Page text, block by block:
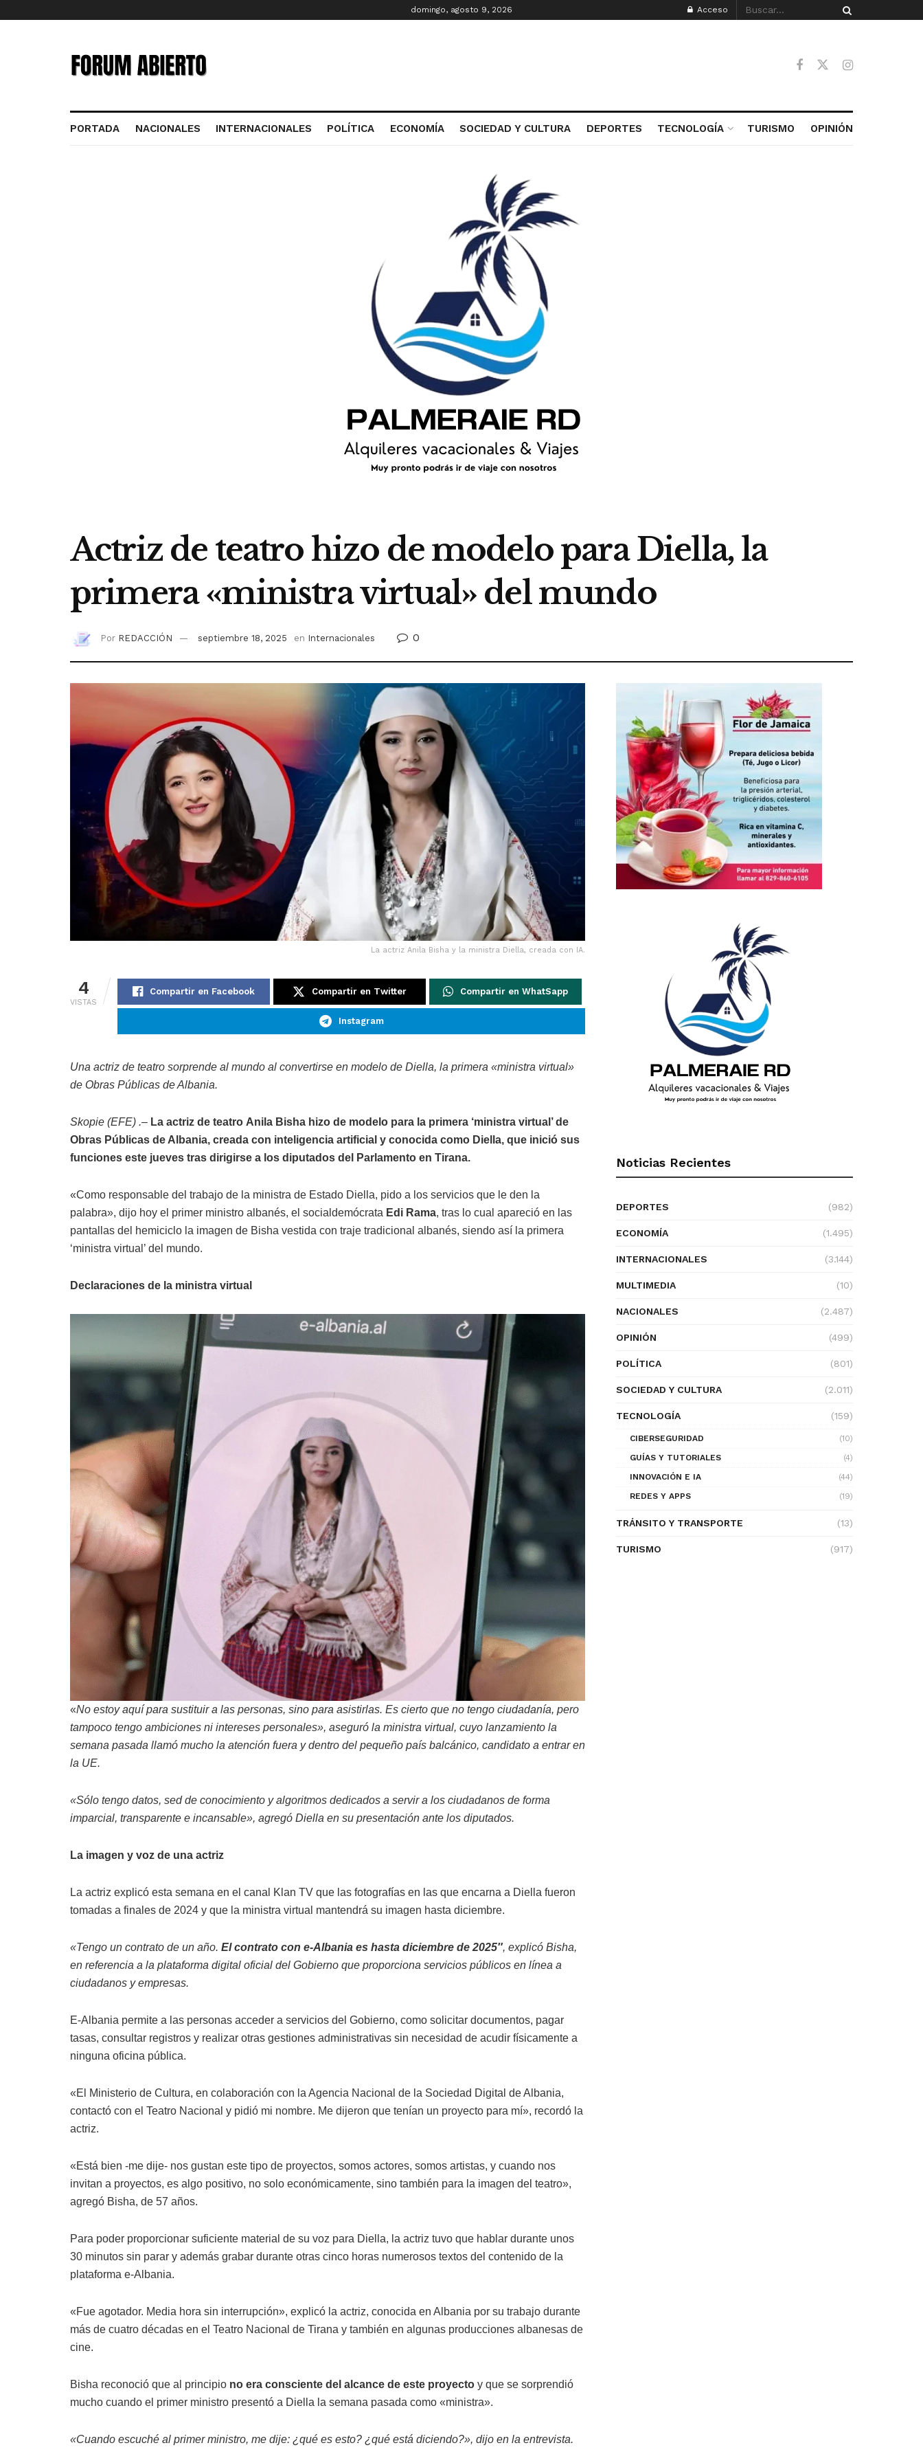
domingo, agosto 9, 2026 Acceso
PORTADA NACIONALES INTERNACIONALES POLÍTICA ECONOMÍA SOCIEDAD Y CULTURA DEPORTES TECNOLOGÍA TURISMO OPINIÓN
Actriz de teatro hizo de modelo para Diella, la
primera «ministra virtual» del mundo
Por REDACCIÓN septiembre 18, 2025 en Internacionales 0
La actriz Anila Bisha y la ministra Diella, creada con IA.
4
VISTAS
Compartir en Facebook Compartir en Twitter Compartir en WhatSapp
Instagram
Una actriz de teatro sorprende al mundo al convertirse en modelo de Diella, la primera «ministra virtual»
de Obras Públicas de Albania.
Skopie (EFE) .– La actriz de teatro Anila Bisha hizo de modelo para la primera ‘ministra virtual’ de
Obras Públicas de Albania, creada con inteligencia artificial y conocida como Diella, que inició sus
funciones este jueves tras dirigirse a los diputados del Parlamento en Tirana.
«Como responsable del trabajo de la ministra de Estado Diella, pido a los servicios que le den la
palabra», dijo hoy el primer ministro albanés, el socialdemócrata Edi Rama, tras lo cual apareció en las
pantallas del hemiciclo la imagen de Bisha vestida con traje tradicional albanés, siendo así la primera
‘ministra virtual’ del mundo.
Declaraciones de la ministra virtual
«No estoy aquí para sustituir a las personas, sino para asistirlas. Es cierto que no tengo ciudadanía, pero
tampoco tengo ambiciones ni intereses personales», aseguró la ministra virtual, cuyo lanzamiento la
semana pasada llamó mucho la atención fuera y dentro del pequeño país balcánico, candidato a entrar en
la UE.
«Sólo tengo datos, sed de conocimiento y algoritmos dedicados a servir a los ciudadanos de forma
imparcial, transparente e incansable», agregó Diella en su presentación ante los diputados.
La imagen y voz de una actriz
La actriz explicó esta semana en el canal Klan TV que las fotografías en las que encarna a Diella fueron
tomadas a finales de 2024 y que la ministra virtual mantendrá su imagen hasta diciembre.
«Tengo un contrato de un año. El contrato con e-Albania es hasta diciembre de 2025″, explicó Bisha,
en referencia a la plataforma digital oficial del Gobierno que proporciona servicios públicos en línea a
ciudadanos y empresas.
E-Albania permite a las personas acceder a servicios del Gobierno, como solicitar documentos, pagar
tasas, consultar registros y realizar otras gestiones administrativas sin necesidad de acudir físicamente a
ninguna oficina pública.
«El Ministerio de Cultura, en colaboración con la Agencia Nacional de la Sociedad Digital de Albania,
contactó con el Teatro Nacional y pidió mi nombre. Me dijeron que tenían un proyecto para mí», recordó la
actriz.
«Está bien -me dije- nos gustan este tipo de proyectos, somos actores, somos artistas, y cuando nos
invitan a proyectos, es algo positivo, no solo económicamente, sino también para la imagen del teatro»,
agregó Bisha, de 57 años.
Para poder proporcionar suficiente material de su voz para Diella, la actriz tuvo que hablar durante unos
30 minutos sin parar y además grabar durante otras cinco horas numerosos textos del contenido de la
plataforma e-Albania.
«Fue agotador. Media hora sin interrupción», explicó la actriz, conocida en Albania por su trabajo durante
más de cuatro décadas en el Teatro Nacional de Tirana y también en algunas producciones albanesas de
cine.
Bisha reconoció que al principio no era consciente del alcance de este proyecto y que se sorprendió
mucho cuando el primer ministro presentó a Diella la semana pasada como «ministra».
«Cuando escuché al primer ministro, me dije: ¿qué es esto? ¿qué está diciendo?», dijo en la entrevista.
Noticias Recientes
DEPORTES (982)
ECONOMÍA (1.495)
INTERNACIONALES (3.144)
MULTIMEDIA (10)
NACIONALES (2.487)
OPINIÓN (499)
POLÍTICA (801)
SOCIEDAD Y CULTURA (2.011)
TECNOLOGÍA (159)
CIBERSEGURIDAD
(10)
GUÍAS Y TUTORIALES
(4)
INNOVACIÓN E IA
(44)
REDES Y APPS
(19)
TRÁNSITO Y TRANSPORTE (13)
TURISMO (917)